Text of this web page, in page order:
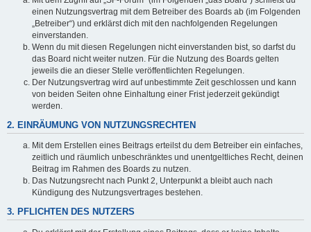
einen Nutzungsvertrag mit dem Betreiber des Boards ab (im Folgenden
„Betreiber“) und erklärst dich mit den nachfolgenden Regelungen
einverstanden.
Wenn du mit diesen Regelungen nicht einverstanden bist, so darfst du
das Board nicht weiter nutzen. Für die Nutzung des Boards gelten
jeweils die an dieser Stelle veröffentlichten Regelungen.
Der Nutzungsvertrag wird auf unbestimmte Zeit geschlossen und kann
von beiden Seiten ohne Einhaltung einer Frist jederzeit gekündigt
werden.
2. EINRÄUMUNG VON NUTZUNGSRECHTEN
Mit dem Erstellen eines Beitrags erteilst du dem Betreiber ein einfaches,
zeitlich und räumlich unbeschränktes und unentgeltliches Recht, deinen
Beitrag im Rahmen des Boards zu nutzen.
Das Nutzungsrecht nach Punkt 2, Unterpunkt a bleibt auch nach
Kündigung des Nutzungsvertrages bestehen.
3. PFLICHTEN DES NUTZERS